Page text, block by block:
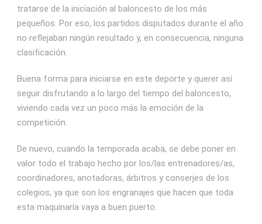
tratarse de la iniciación al baloncesto de los más
pequeños. Por eso, los partidos disputados durante el año
no reflejaban ningún resultado y, en consecuencia, ninguna
clasificación.
Buena forma para iniciarse en este deporte y querer así
seguir disfrutando a lo largo del tiempo del baloncesto,
viviendo cada vez un poco más la emoción de la
competición.
De nuevo, cuando la temporada acaba, se debe poner en
valor todo el trabajo hecho por los/las entrenadores/as,
coordinadores, anotadoras, árbitros y conserjes de los
colegios, ya que son los engranajes que hacen que toda
esta maquinaría vaya a buen puerto.